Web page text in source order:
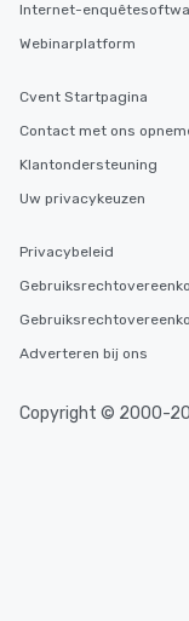
Internet-
Webinarplatform
Cvent Startpagina
Contact met ons
Klantondersteuning
Uw privacykeuzen
Privacybeleid
Adverteren bij ons
Copyright © 2000-